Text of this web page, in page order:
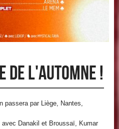
de l'automne !
passera par Liège, Nantes,
Danakil et Broussaï, Kumar